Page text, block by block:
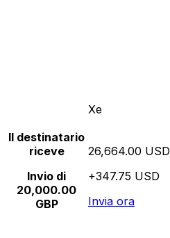
Xe
Il destinatario
riceve
Invio di
20,000.00
GBP
26,664.00 USD
+347.75 USD
Invia ora